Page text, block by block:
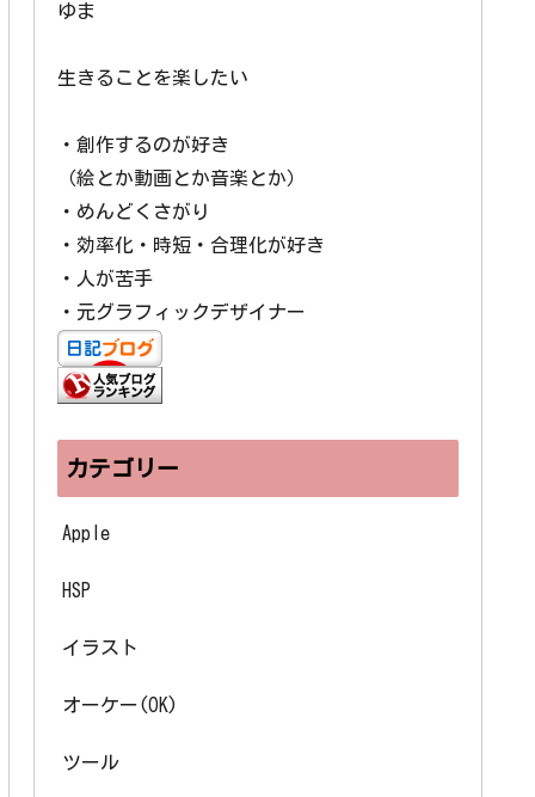
ゆま
生きることを楽したい
・創作するのが好き
（絵とか動画とか音楽とか）
・めんどくさがり
・効率化・時短・合理化が好き
・人が苦手
・元グラフィックデザイナー
カテゴリー
Apple
HSP
イラスト
オーケー(OK)
ツール